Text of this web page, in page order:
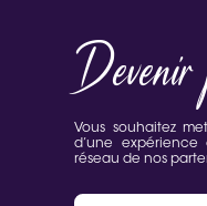
Devenir
Vous souhaitez
d’une
réseau de nos